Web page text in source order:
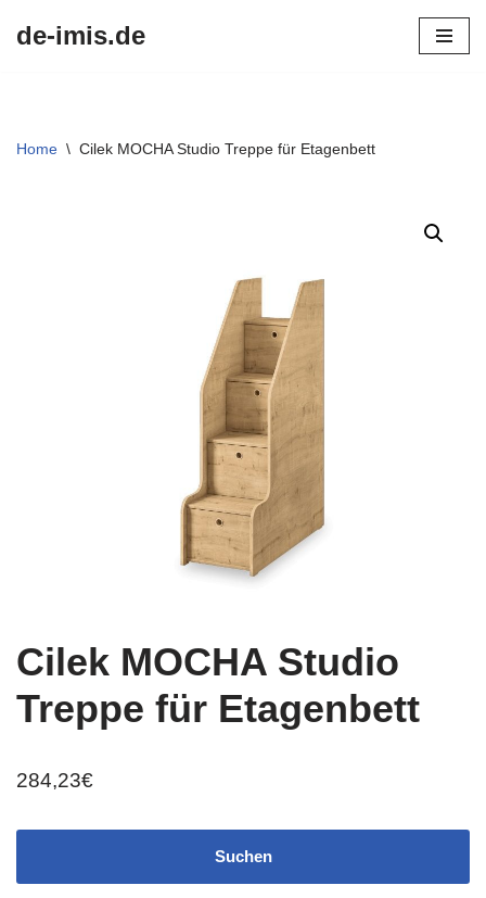
de-imis.de
Home \ Cilek MOCHA Studio Treppe für Etagenbett
Cilek MOCHA Studio
Treppe für Etagenbett
284,23€
Suchen